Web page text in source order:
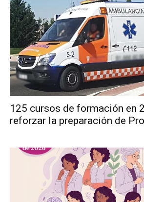
125 cursos de formación en
reforzar la preparación de